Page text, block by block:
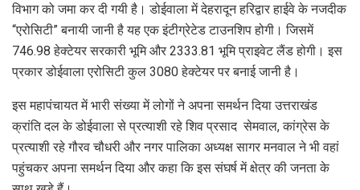
विभाग को जमा कर दी गयी है। डोईवाला में देहरादून हरिद्वार हाईवे के नजदीक
“एरोसिटी” बनायी जानी है यह एक इंटीग्रेटेड टाउनशिप होगी। जिसमें
746.98 हेक्टेयर सरकारी भूमि और 2333.81 भूमि प्राइवेट लैंड होगी। इस
प्रकार डोईवाला एरोसिटी कुल 3080 हेक्टेयर पर बनाई जानी है।
इस महापंचायत में भारी संख्या में लोगों ने अपना समर्थन दिया उत्तराखंड
क्रांति दल के डोईवाला से प्रत्याशी रहे शिव प्रसाद सेमवाल, कांग्रेस के
प्रत्याशी रहे गौरव चौधरी और नगर पालिका अध्यक्ष सागर मनवाल ने भी वहां
पहुंचकर अपना समर्थन दिया और कहा कि इस संघर्ष में क्षेत्र की जनता के